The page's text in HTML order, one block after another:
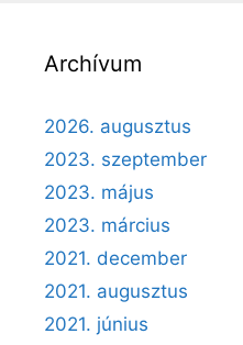
Archívum
2026. augusztus
2023. szeptember
2023. május
2023. március
2021. december
2021. augusztus
2021. június